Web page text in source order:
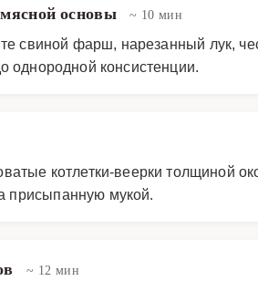
основы ~ 10 мин
свиной фарш, нарезанный лук,
консистенции.
котлетки-веерки толщиной
присыпанную мукой.
~ 12 мин